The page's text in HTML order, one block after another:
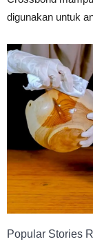
Tahan
digunakan untuk
Popular Stories